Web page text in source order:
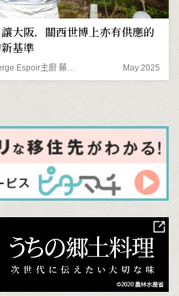
大阪．關西世博上亦有供應的
基準
日本野味振興協會代表、Auberge Espoir主廚 藤木德彥先生 May 2025